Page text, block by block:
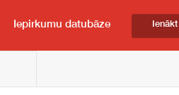
Iepirkumu datubāze Ienākt